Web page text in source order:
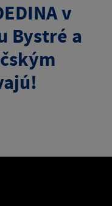
v
Bystré a